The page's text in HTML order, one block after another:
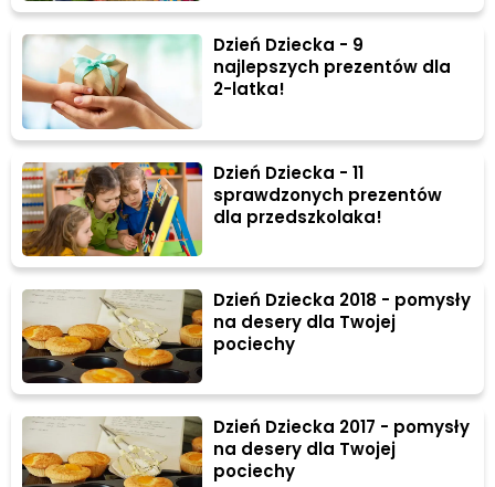
Dzień Dziecka - 9
najlepszych prezentów dla
2-latka!
Dzień Dziecka - 11
sprawdzonych prezentów
dla przedszkolaka!
Dzień Dziecka 2018 - pomysły
na desery dla Twojej
pociechy
Dzień Dziecka 2017 - pomysły
na desery dla Twojej
pociechy